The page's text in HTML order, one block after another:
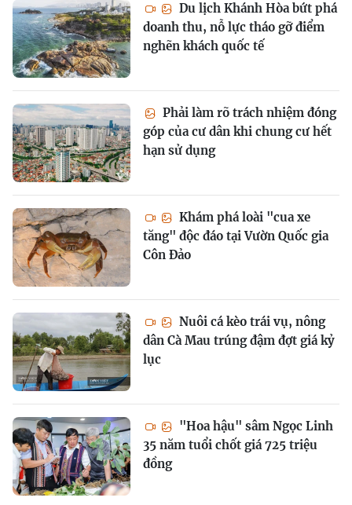
Du lịch Khánh Hòa bứt phá
doanh thu, nỗ lực tháo gỡ điểm
nghẽn khách quốc tế
Phải làm rõ trách nhiệm đóng
góp của cư dân khi chung cư hết
hạn sử dụng
Khám phá loài "cua xe
tăng" độc đáo tại Vườn Quốc gia
Côn Đảo
Nuôi cá kèo trái vụ, nông
dân Cà Mau trúng đậm đợt giá kỷ
lục
"Hoa hậu" sâm Ngọc Linh
35 năm tuổi chốt giá 725 triệu
đồng